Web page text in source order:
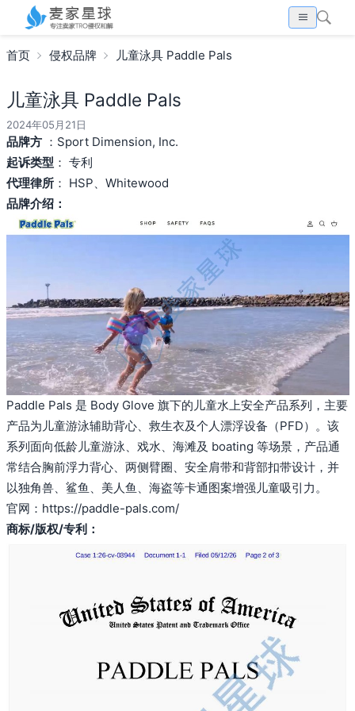
首页 侵权品牌 儿童泳具 Paddle Pals
儿童泳具 Paddle Pals
2024年05月21日
品牌方：Sport Dimension, Inc.
起诉类型 ： 专利
代理律所： HSP、Whitewood
品牌介绍：
Paddle Pals 是 Body Glove 旗下的儿童水上安全产品系列，主要
产品为儿童游泳辅助背心、救生衣及个人漂浮设备（PFD）。该
系列面向低龄儿童游泳、戏水、海滩及 boating 等场景，产品通
常结合胸前浮力背心、两侧臂圈、安全肩带和背部扣带设计，并
以独角兽、鲨鱼、美人鱼、海盗等卡通图案增强儿童吸引力。
官网： https://paddle-pals.com/
商标/版权/专利：